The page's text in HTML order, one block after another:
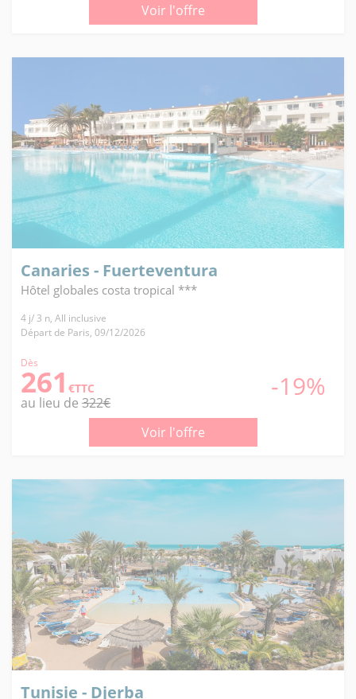
Voir l'offre
Canaries - Fuerteventura
Hôtel globales costa tropical ***
4 j/ 3 n, All inclusive
Départ de Paris, 09/12/2026
Dès
261 €TTC -19%
au lieu de 322€
Voir l'offre
Tunisie - Djerba